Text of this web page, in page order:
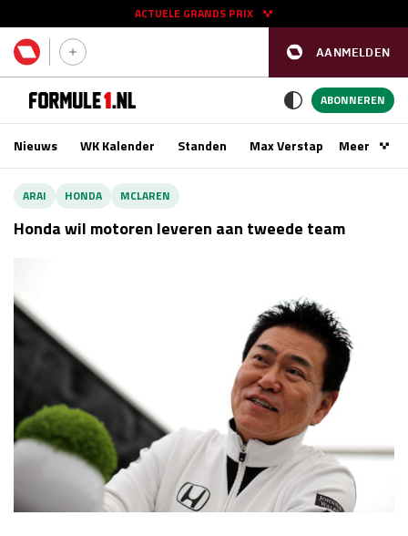
AANMELDEN
ACTUELE GRANDS PRIX
11 - 13 sep
Race
24 - 26 sep
Kwalificatie
vr 14:00 - 15:00
Race
za 13:00 - 15:00
Kwalificatie
za 15:00 - 16:00
zo 14:00 - 16:00
GP VERENIGDE STATEN 2026 23 - 25 okt
ABONNEREN
Nieuws WK Kalender Standen Max VerstappenMeer
ARAI HONDA MCLAREN
Honda wil motoren leveren aan tweede team